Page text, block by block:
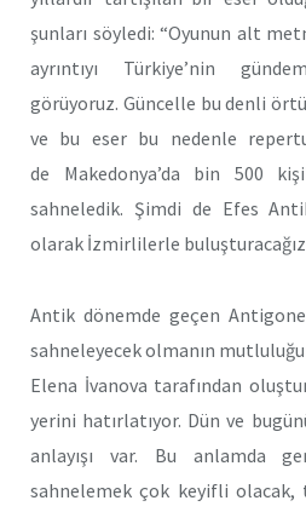
şunları söyledi: “Oyunun alt
ayrıntıyı Türkiye’nin
görüyoruz. Güncelle bu denli
ve bu eser bu nedenle
de Makedonya’da bin 500
sahneledik. Şimdi de Efes
olarak İzmirlilerle
Antik dönemde geçen
sahneleyecek olmanın
Elena İvanova tarafından
yerini hatırlatıyor. Dün ve
anlayışı var. Bu anlamda
sahnelemek çok keyifli